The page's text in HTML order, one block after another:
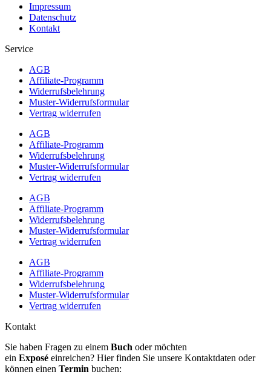
Impressum
Datenschutz
Kontakt
Service
AGB
Affiliate-Programm
Widerrufsbelehrung
Muster-Widerrufsformular
Vertrag widerrufen
AGB
Affiliate-Programm
Widerrufsbelehrung
Muster-Widerrufsformular
Vertrag widerrufen
AGB
Affiliate-Programm
Widerrufsbelehrung
Muster-Widerrufsformular
Vertrag widerrufen
AGB
Affiliate-Programm
Widerrufsbelehrung
Muster-Widerrufsformular
Vertrag widerrufen
Kontakt
Sie haben Fragen zu einem Buch oder möchten
ein Exposé einreichen? Hier finden Sie unsere Kontaktdaten oder
können einen Termin buchen: